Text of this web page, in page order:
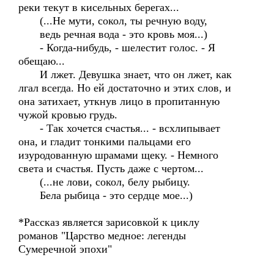
реки текут в кисельных берегах...
(...Не мути, сокол, ты речную воду,
ведь речная вода - это кровь моя...)
- Когда-нибудь, - шелестит голос. - Я
обещаю...
И лжет. Девушка знает, что он лжет, как
лгал всегда. Но ей достаточно и этих слов, и
она затихает, уткнув лицо в пропитанную
чужой кровью грудь.
- Так хочется счастья... - всхлипывает
она, и гладит тонкими пальцами его
изуродованную шрамами щеку. - Немного
света и счастья. Пусть даже с чертом...
(...не лови, сокол, белу рыбицу.
Бела рыбица - это сердце мое...)
*Рассказ является зарисовкой к циклу
романов "Царство медное: легенды
Сумеречной эпохи"